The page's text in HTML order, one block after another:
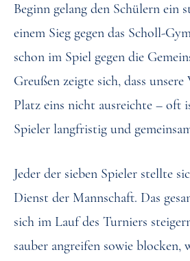
Beginn gelang den Schülern
einem Sieg gegen das Scholl-
schon im Spiel gegen die
Greußen zeigte sich, dass
Platz eins nicht ausreichte – oft
Spieler langfristig und
Jeder der sieben Spieler stellte
Dienst der Mannschaft. Das
sich im Lauf des Turniers
sauber angreifen sowie blocken,